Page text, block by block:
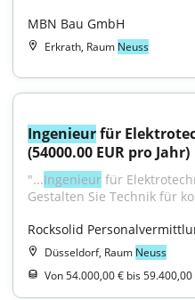
MBN Bau GmbH
Erkrath, Raum Neuss
Ingenieur für
(54000.00 EUR pro Jahr)
"...Ingenieur für
Gestalten Sie Technik für
Rocksolid
Düsseldorf, Raum Neuss
Von 54.000,00 € bis 59.400,00